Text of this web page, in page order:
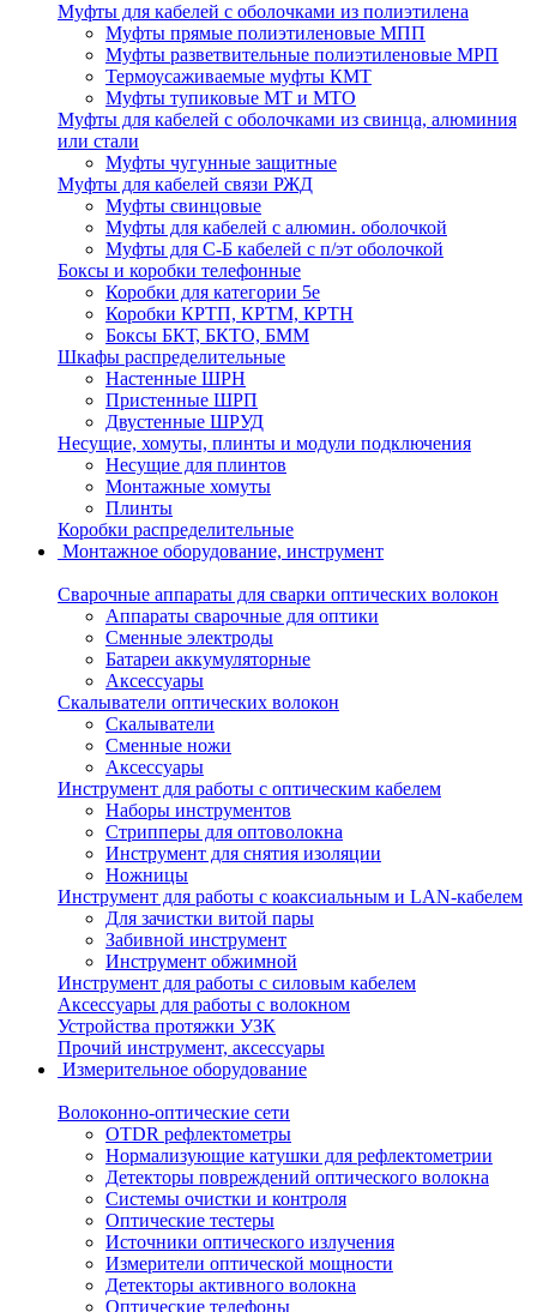
Муфты для кабелей с оболочками из полиэтилена
Муфты прямые полиэтиленовые МПП
Муфты разветвительные полиэтиленовые МРП
Термоусаживаемые муфты КМТ
Муфты тупиковые МТ и МТО
Муфты для кабелей с оболочками из свинца, алюминия
или стали
Муфты чугунные защитные
Муфты для кабелей связи РЖД
Муфты свинцовые
Муфты для кабелей с алюмин. оболочкой
Муфты для С-Б кабелей с п/эт оболочкой
Боксы и коробки телефонные
Коробки для категории 5е
Коробки КРТП, КРТМ, КРТН
Боксы БКТ, БКТО, БММ
Шкафы распределительные
Настенные ШРН
Пристенные ШРП
Двустенные ШРУД
Несущие, хомуты, плинты и модули подключения
Несущие для плинтов
Монтажные хомуты
Плинты
Коробки распределительные
Монтажное оборудование, инструмент
Сварочные аппараты для сварки оптических волокон
Аппараты сварочные для оптики
Сменные электроды
Батареи аккумуляторные
Аксессуары
Скалыватели оптических волокон
Скалыватели
Сменные ножи
Аксессуары
Инструмент для работы с оптическим кабелем
Наборы инструментов
Стрипперы для оптоволокна
Инструмент для снятия изоляции
Ножницы
Инструмент для работы с коаксиальным и LAN-кабелем
Для зачистки витой пары
Забивной инструмент
Инструмент обжимной
Инструмент для работы с силовым кабелем
Аксессуары для работы с волокном
Устройства протяжки УЗК
Прочий инструмент, аксессуары
Измерительное оборудование
Волоконно-оптические сети
OTDR рефлектометры
Нормализующие катушки для рефлектометрии
Детекторы повреждений оптического волокна
Системы очистки и контроля
Оптические тестеры
Источники оптического излучения
Измерители оптической мощности
Детекторы активного волокна
Оптические телефоны